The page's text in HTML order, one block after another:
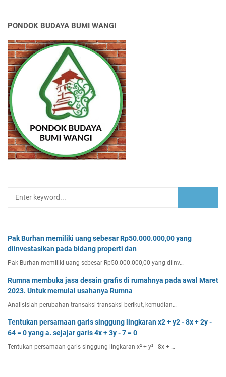
PONDOK BUDAYA BUMI WANGI
Pak Burhan memiliki uang sebesar Rp50.000.000,00 yang
diinvestasikan pada bidang properti dan
Pak Burhan memiliki uang sebesar Rp50.000.000,00 yang diinv…
Rumna membuka jasa desain grafis di rumahnya pada awal Maret
2023. Untuk memulai usahanya Rumna
Analisislah perubahan transaksi-transaksi berikut, kemudian…
Tentukan persamaan garis singgung lingkaran x2 + y2 - 8x + 2y -
64 = 0 yang a. sejajar garis 4x + 3y - 7 = 0
Tentukan persamaan garis singgung lingkaran x² + y² - 8x + …